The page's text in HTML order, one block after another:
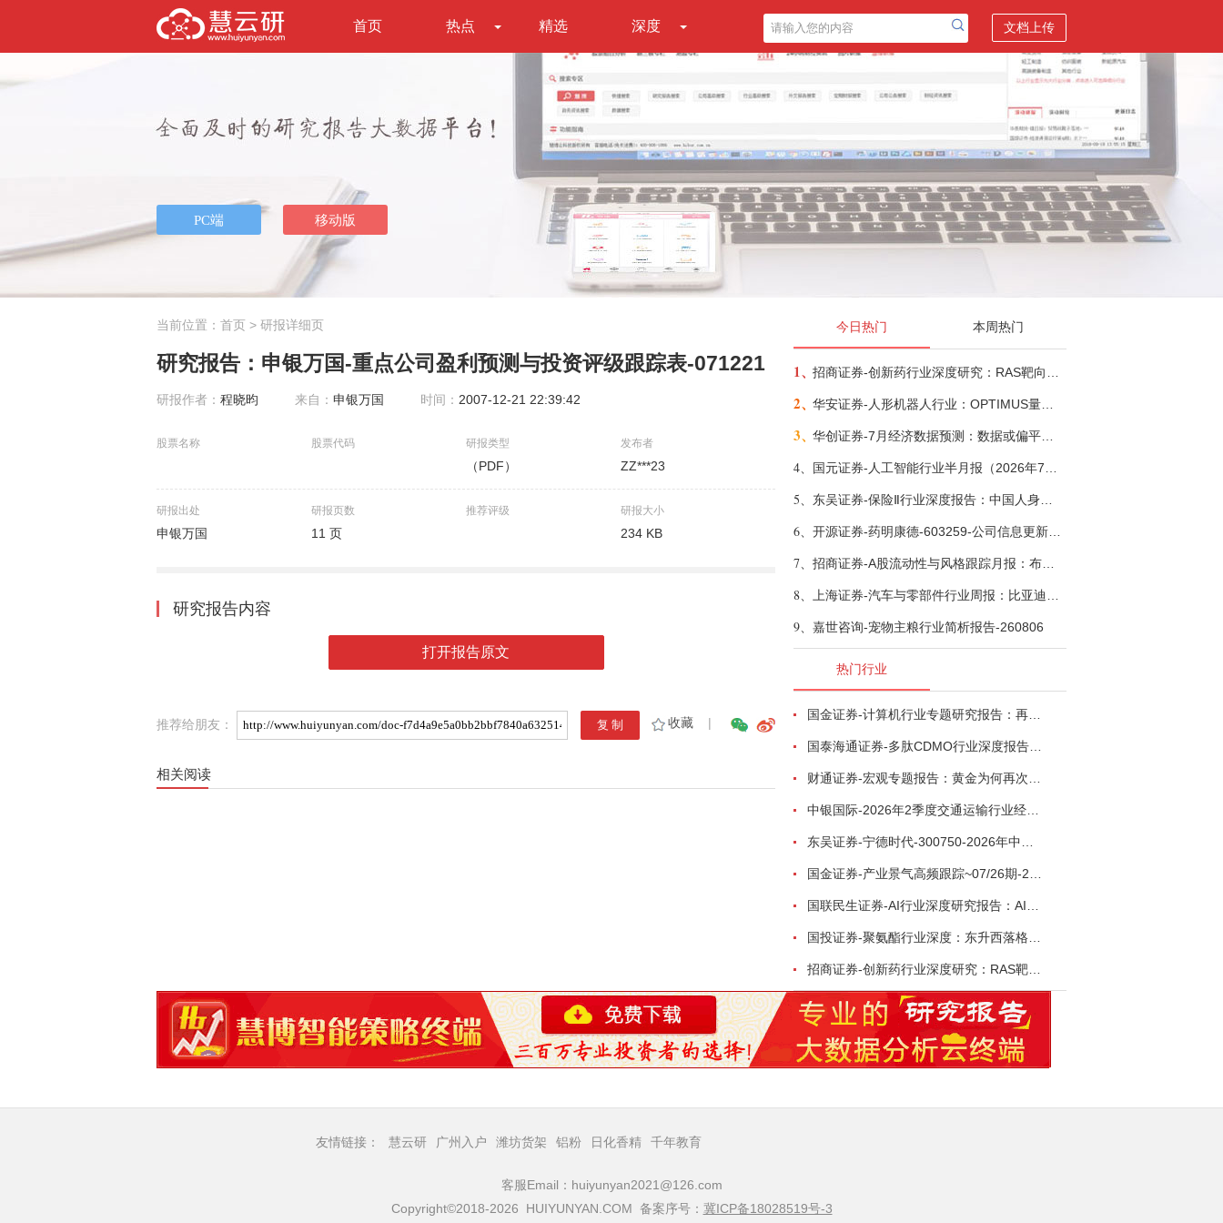
首页 热点 精选 深度 文档上传
当前位置： 首页 > 研报详细页
研究报告：申银万国-重点公司盈利预测与投资评级跟踪表-071221
研报作者： 程晓昀 来自： 申银万国 时间： 2007-12-21 22:39:42
股票名称 股票代码 研报类型
（PDF）
发布者
ZZ***23
研报出处
申银万国
研报页数
11 页
推荐评级 研报大小
234 KB
研究报告内容
打开报告原文
推荐给朋友： 收藏 |
相关阅读
今日热门 本周热门
1、
2、
3、
4、
5、
6、
7、
8、
9、 嘉世咨询-宠物主粮行业简析报告-260806
热门行业
友情链接： 慧云研 广州入户 潍坊货架 铝粉 日化香精 千年教育
客服Email：huiyunyan2021@126.com
Copyright©2018-2026 HUIYUNYAN.COM 备案序号： 冀ICP备18028519号-3